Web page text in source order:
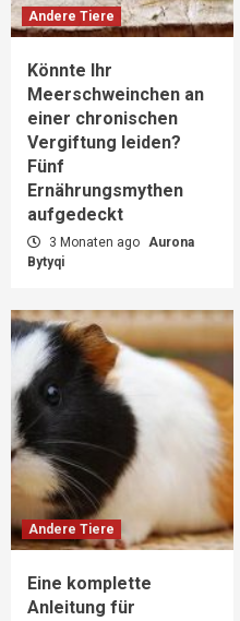
Andere Tiere
Könnte Ihr
Meerschweinchen an
einer chronischen
Vergiftung leiden?
Fünf
Ernährungsmythen
aufgedeckt
3 Monaten ago Aurona
Bytyqi
Andere Tiere
Eine komplette
Anleitung für